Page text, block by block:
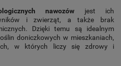
nawozów jest ich
i zwierząt, a także brak
Dzięki temu są idealnym
doniczkowych w mieszkaniach,
w których liczy się zdrowy i